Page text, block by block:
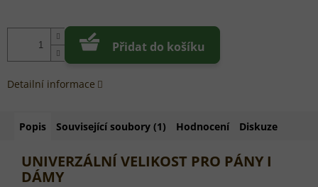
Přidat do košíku
Detailní informace
Popis Související soubory (1) Hodnocení Diskuze
UNIVERZÁLNÍ VELIKOST PRO PÁNY I
DÁMY